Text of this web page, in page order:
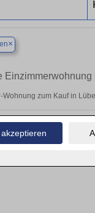
×
Wohnung zum Kauf in
passenden Objekte